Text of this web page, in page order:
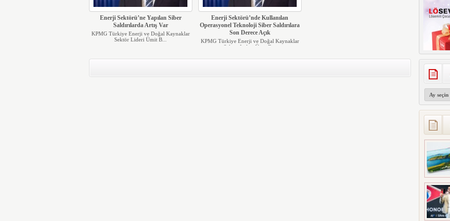
Enerji Sektörü’ne Yapılan Siber
Saldırılarda Artış Var
KPMG Türkiye Enerji ve Doğal Kaynaklar
Sektör Lideri Ümit B...
Enerji Sektörü’nde Kullanılan
Operasyonel Teknoloji Siber Saldırılara
Son Derece Açık
KPMG Türkiye Enerji ve Doğal Kaynaklar
Sektör Lideri Ümit B...